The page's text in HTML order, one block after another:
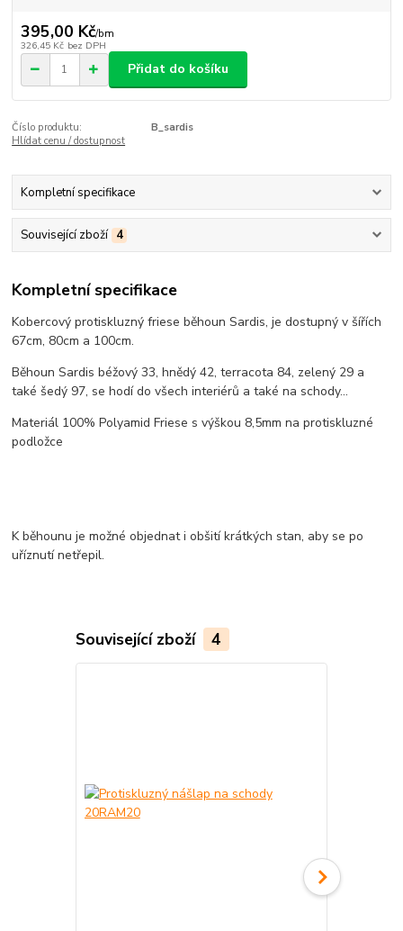
395,00 Kč/bm
326,45 Kč bez DPH
Přidat do košíku
Číslo produktu:
B_sardis
Hlídat cenu / dostupnost
Kompletní specifikace
Související zboží 4
Kompletní specifikace
Kobercový protiskluzný friese běhoun Sardis, je dostupný v šířích
67cm, 80cm a 100cm.
Běhoun Sardis béžový 33, hnědý 42, terracota 84, zelený 29 a
také šedý 97, se hodí do všech interiérů a také na schody...
Materiál 100% Polyamid Friese s výškou 8,5mm na protiskluzné
podložce
K běhounu je možné objednat i obšití krátkých stan, aby se po
uříznutí netřepil.
Související zboží 4